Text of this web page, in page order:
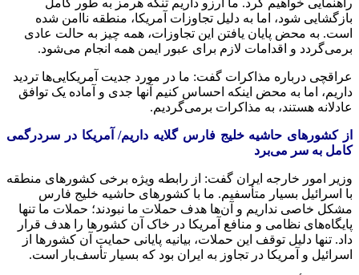
راهنمایی خواهیم کرد. ما آرزو داریم تنگه هرمز به طور کامل
بازگشایی شود، اما به دلیل تجاوزات آمریکا، منطقه ناامن شده
است. به محض پایان یافتن این تجاوزات، همه چیز به حالت عادی
برمی‌گردد و اقدامات لازم برای عبور ایمن همه انجام می‌شود.
عراقچی درباره مذاکرات گفت: ما در مورد جدیت آمریکایی‌ها تردید
داریم، اما به محض اینکه احساس کنیم آنها جدی و آماده یک توافق
عادلانه هستند، به مذاکرات برمی‌گردیم.
از کشورهای حاشیه خلیج فارس گلایه داریم/ آمریکا در سردرگمی
کامل به سر می‌برد
وزیر امور خارجه ایران گفت: از رابطه ویژه برخی کشورهای منطقه
با اسرائیل بسیار متأسفیم. ما با کشورهای حاشیه خلیج فارس
مشکل خاصی نداریم و آن‌ها هدف حملات ما نبودند؛ حملات ما تنها
پایگاه‌های نظامی و منافع آمریکا در خاک آن کشورها را هدف قرار
داد. تنها دلیل توقف این حملات، بیانیه پایانی حمایت آن کشورها از
اسرائیل و آمریکا در تجاوز به ایران بود که بسیار تأسف‌بار است.